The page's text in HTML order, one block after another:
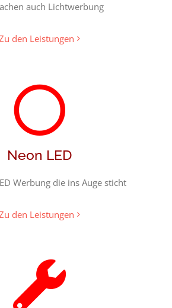
auch Lichtwerbung
den Leistungen
Neon LED
Werbung die ins Auge sticht
den Leistungen